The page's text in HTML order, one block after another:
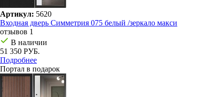
Артикул: 5620
Входная дверь Симметрия 075 белый /зеркало макси
отзывов 1
В наличии
51 350 РУБ.
Подробнее
Портал в подарок